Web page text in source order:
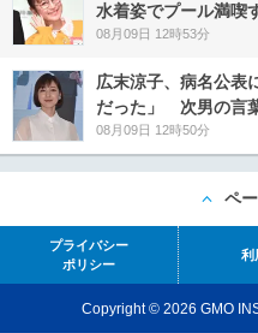
水着姿でプール満喫
08月09日 12時53分
広末涼子、病名公表
だった」 次男の言
08月09日 12時50分
ペ
プライバシー
ポリシー
利
Copyright © 2026 GMO